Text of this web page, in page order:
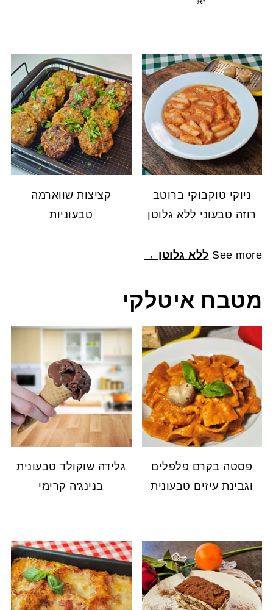
ניוקי טוקבוקי ברוטב
רוזה טבעוני ללא גלוטן
קציצות שווארמה
טבעוניות
See more ללא גלוטן →
מטבח איטלקי
פסטה בקרם פלפלים
וגבינת עיזים טבעונית
גלידה שוקולד טבעונית
בנינג'ה קרימי